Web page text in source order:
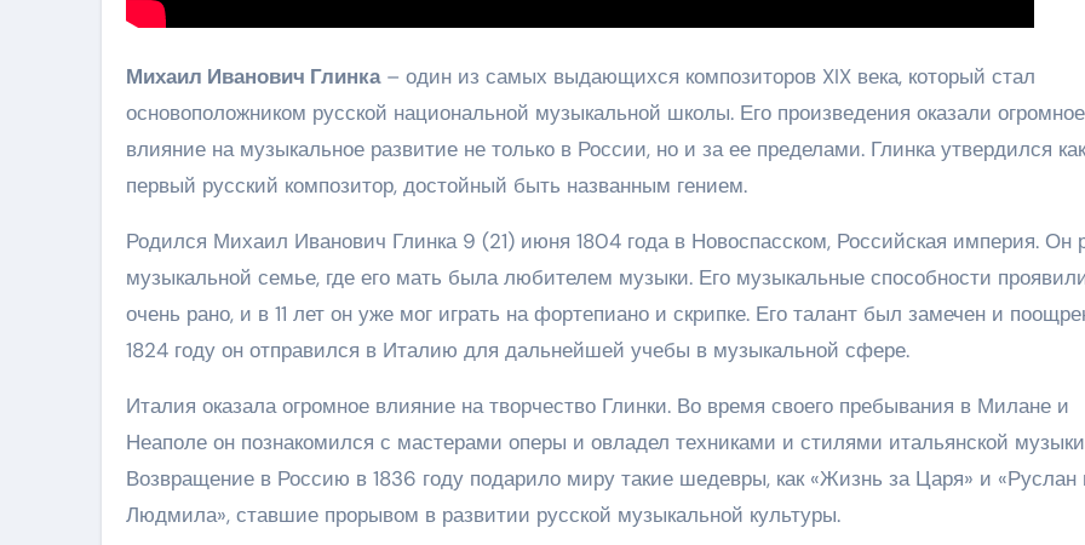
Михаил Иванович Глинка– один из самых выдающихся композиторов XIX века, который стал
основоположником русской национальной музыкальной школы. Его произведения оказали огромное
влияние на музыкальное развитие не только в России, но и за ее пределами. Глинка утвердился как
первый русский композитор, достойный быть названным гением.
Родился Михаил Иванович Глинка 9 (21) июня 1804 года в Новоспасском, Российская империя. Он
музыкальной семье, где его мать была любителем музыки. Его музыкальные способности
очень рано, и в 11 лет он уже мог играть на фортепиано и скрипке. Его талант был замечен и
1824 году он отправился в Италию для дальнейшей учебы в музыкальной сфере.
Италия оказала огромное влияние на творчество Глинки. Во время своего пребывания в Милане и
Неаполе он познакомился с мастерами оперы и овладел техниками и стилями итальянской
Возвращение в Россию в 1836 году подарило миру такие шедевры, как «Жизнь за Царя» и «Руслан
Людмила», ставшие прорывом в развитии русской музыкальной культуры.